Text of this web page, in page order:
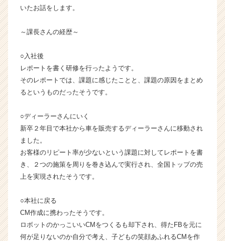
く
就
サ
ト
チ
キ
ャ
ア
e
e
r
いたお話をします。
～課長さんの経歴～
○入社後
レポートを書く研修を行ったようです。
そのレポートでは、課題に感じたことと、課題の原因をまとめ
るというものだったそうです。
○ディーラーさんにいく
新卒２年目で本社から車を販売するディーラーさんに移動され
ました。
お客様のリピート率が少ないという課題に対してレポートを書
き、２つの施策を周りを巻き込んで実行され、全国トップの売
上を実現されたそうです。
○本社に戻る
CM作成に携わったそうです。
ロボットのかっこいいCMをつくるも却下され、得たFBを元に
何が足りないのか自分で考え、子どもの笑顔あふれるCMを作